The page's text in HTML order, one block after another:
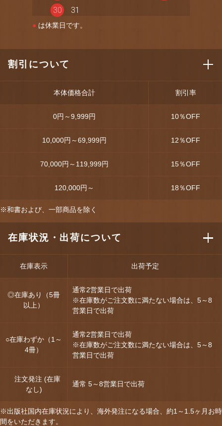
30
31
● は休業日です。
割引について
本体価格合計 割引率
0円～9,999円 10％OFF
10,000円～69,999円 12％OFF
70,000円～119,999円 15％OFF
120,000円～ 18％OFF
※和書および、一部商品を除く
在庫状況・出荷について
在庫表示 出荷予定
◎在庫あり（5冊
以上）
通常2営業日で出荷
※在庫数がご注文数に満たない場合は、5～8
営業日で出荷
○在庫わずか（1～
4冊）
通常2営業日で出荷
※在庫数がご注文数に満たない場合は、5～8
営業日で出荷
注文発注 (在庫
なし)
通常 5～8営業日で出荷
※出版社国内在庫状況により、海外発注になる場合、約1～1.5ヶ月お時
間をいただきます。